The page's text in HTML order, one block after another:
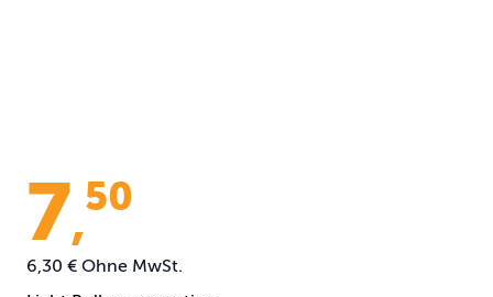
7,50
6,30 € Ohne MwSt.